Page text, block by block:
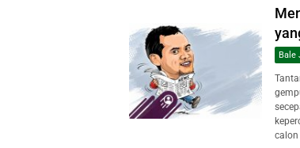
Bale
calon